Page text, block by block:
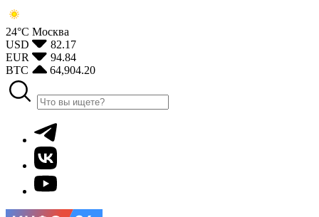
24°С Москва
USD
82.17
EUR
94.84
BTC
64,904.20